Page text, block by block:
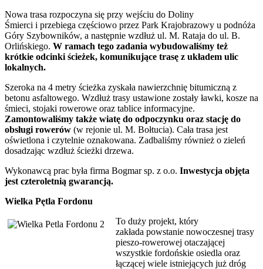
Nowa trasa rozpoczyna się przy wejściu do Doliny
Śmierci i przebiega częściowo przez Park Krajobrazowy u podnóża
Góry Szybowników, a następnie wzdłuż ul. M. Rataja do ul. B.
Orlińskiego. W ramach tego zadania wybudowaliśmy też
krótkie odcinki ścieżek, komunikujące trasę z układem ulic
lokalnych.
Szeroka na 4 metry ścieżka zyskała nawierzchnię bitumiczną z
betonu asfaltowego. Wzdłuż trasy ustawione zostały ławki, kosze na
śmieci, stojaki rowerowe oraz tablice informacyjne.
Zamontowaliśmy także wiatę do odpoczynku oraz stację do
obsługi rowerów (w rejonie ul. M. Bołtucia). Cała trasa jest
oświetlona i czytelnie oznakowana. Zadbaliśmy również o zieleń
dosadzając wzdłuż ścieżki drzewa.
Wykonawcą prac była firma Bogmar sp. z o.o. Inwestycja objęta
jest czteroletnią gwarancją.
Wielka Pętla Fordonu
To duży projekt, który
zakłada powstanie nowoczesnej trasy
pieszo-rowerowej otaczającej
wszystkie fordońskie osiedla oraz
łączącej wiele istniejących już dróg